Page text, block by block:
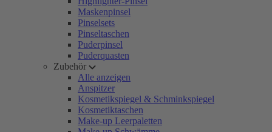
Maskenpinsel
Pinselsets
Pinseltaschen
Puderpinsel
Puderquasten
Zubehör
Alle anzeigen
Anspitzer
Kosmetikspiegel & Schminkspiegel
Kosmetiktaschen
Make-up Leerpaletten